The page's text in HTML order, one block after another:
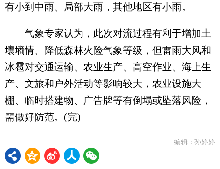
有小到中雨、局部大雨，其他地区有小雨。
气象专家认为，此次对流过程有利于增加土
壤墒情、降低森林火险气象等级，但雷雨大风和
冰雹对交通运输、农业生产、高空作业、海上生
产、文旅和户外活动等影响较大，农业设施大
棚、临时搭建物、广告牌等有倒塌或坠落风险，
需做好防范。(完)
编辑：孙婷婷